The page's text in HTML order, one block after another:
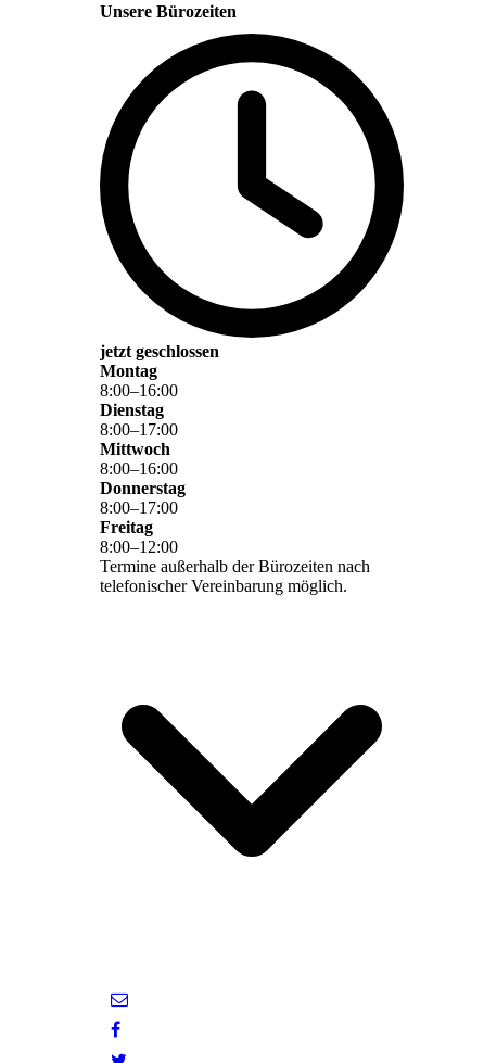
Unsere Bürozeiten
jetzt geschlossen
Montag
8:00–16:00
Dienstag
8:00–17:00
Mittwoch
8:00–16:00
Donnerstag
8:00–17:00
Freitag
8:00–12:00
Termine außerhalb der Bürozeiten nach
telefonischer Vereinbarung möglich.